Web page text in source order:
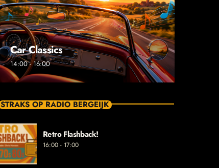
Car Classics
14:00 - 16:00
STRAKS OP RADIO BERGEIJK
Retro Flashback!
16:00 - 17:00